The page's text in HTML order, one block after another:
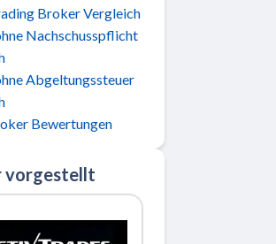
Broker Vergleich
Nachschusspflicht
Abgeltungssteuer
Bewertungen
vorgestellt